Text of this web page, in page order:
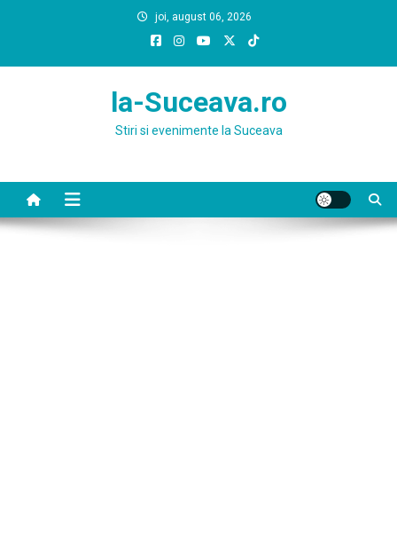
joi, august 06, 2026
la-Suceava.ro
Stiri si evenimente la Suceava